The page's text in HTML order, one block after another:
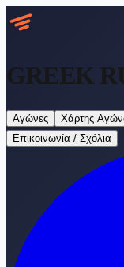
GREEK
Αγώνες Χάρτης
Επικοινωνία / Σχόλια